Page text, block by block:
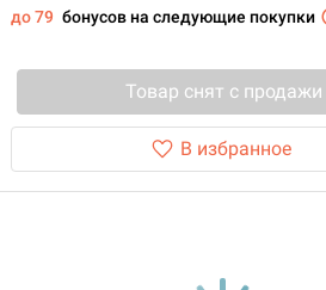
до 79 бонусов на следующие покупки
Товар снят с продажи
В избранное